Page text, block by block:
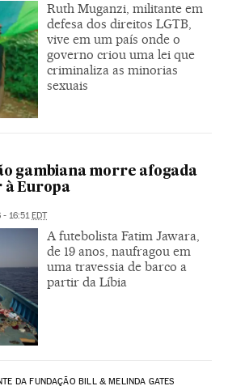
Ruth Muganzi, militante em
defesa dos direitos LGTB,
vive em um país onde o
governo criou uma lei que
criminaliza as minorias
sexuais
gambiana morre afogada
à Europa
- 16:51EDT
A futebolista Fatim Jawara,
de 19 anos, naufragou em
uma travessia de barco a
partir da Líbia
DA FUNDAÇÃO BILL & MELINDA GATES